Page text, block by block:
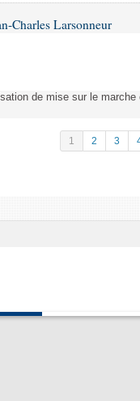
Charles Larsonneur
de mise sur le
1 2 3